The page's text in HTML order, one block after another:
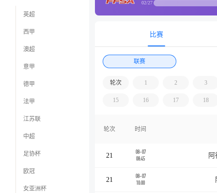
英超
西甲
澳超
意甲
德甲
法甲
江苏联
中超
足协杯
欧冠
女亚洲杯
02/27
比赛
联赛
轮次 1 2 3
15 16 17 18
轮次 时间
21
08-07
08:45
21
08-07
10:00